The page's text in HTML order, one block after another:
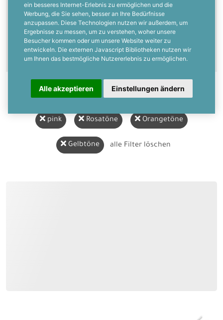
ein besseres Internet-Erlebnis zu ermöglichen und die
Werbung, die Sie sehen, besser an Ihre Bedürfnisse
anzupassen. Diese Technologien nutzen wir außerdem, um
Ergebnisse zu messen, um zu verstehen, woher unsere
Besucher kommen oder um unsere Website weiter zu
entwickeln. Die externen Javascript Bibliotheken nutzen wir
um Ihnen das bestmögliche Nutzererlebnis zu ermöglichen.
Alle akzeptieren Einstellungen ändern
Geburtskarten für Mädchen
pink Rosatöne Orangetöne
Gelbtöne alle Filter löschen